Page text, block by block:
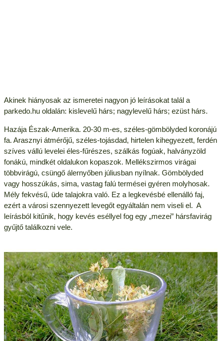
Akinek hiányosak az ismeretei nagyon jó leírásokat talál a
parkedo.hu oldalán: kislevelű hárs; nagylevelű hárs; ezüst hárs.
Hazája Észak-Amerika. 20-30 m-es, széles-gömbölyded koronájú
fa. Arasznyi átmérőjű, széles-tojásdad, hirtelen kihegyezett, ferdén
szíves vállú levelei éles-fűrészes, szálkás fogúak, halványzöld
fonákú, mindkét oldalukon kopaszok. Mellékszirmos virágai
többvirágú, csüngő álernyőben júliusban nyílnak. Gömbölyded
vagy hosszúkás, sima, vastag falú termései gyéren molyhosak.
Mély fekvésű, üde talajokra való. Ez a legkevésbé ellenálló faj,
ezért a városi szennyezett levegőt egyáltalán nem viseli el. A
leírásból kitűnik, hogy kevés eséllyel fog egy „mezei” hársfavirág
gyűjtő találkozni vele.